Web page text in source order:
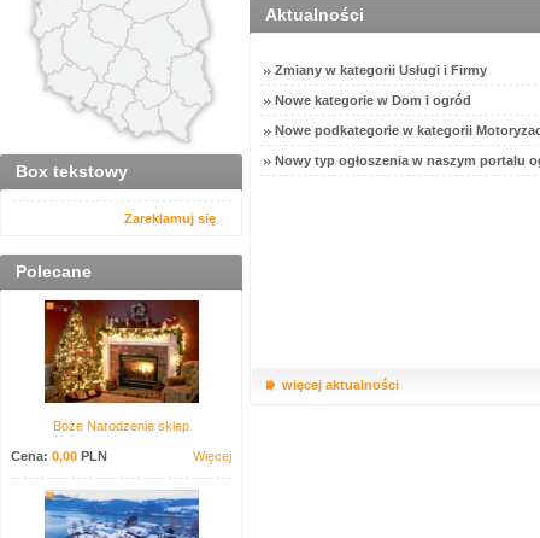
Box tekstowy
Zareklamuj się
Polecane
Boże Narodzenie sklep
Cena: 0,00 PLN Więcej
Aktualności
Zmiany w kategorii Usługi i Firmy
Nowe kategorie w Dom i ogród
Nowe podkategorie w kategorii
Nowy typ ogłoszenia w naszym portalu
więcej aktualności